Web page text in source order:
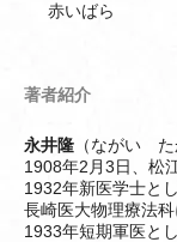
赤いばら
著者紹介
永井隆 （ながい た
1908年2月3日、松
1932年新医学士と
長崎医大物理療法
1933年短期軍医と